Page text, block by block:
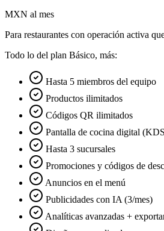
MXN al mes
Para restaurantes con operación activa
Todo lo del plan Básico, más:
Hasta 5 miembros del equipo
Productos ilimitados
Códigos QR ilimitados
Pantalla de cocina digital
Hasta 3 sucursales
Promociones y códigos de
Anuncios en el menú
Publicidades con IA (3/mes)
Analíticas avanzadas +